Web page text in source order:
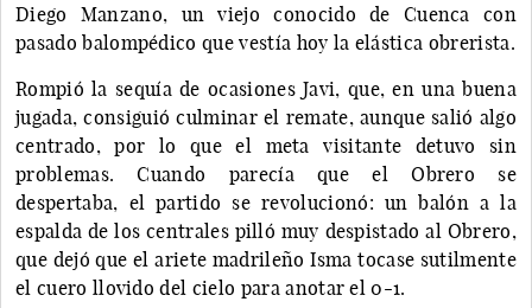
Diego Manzano, un viejo conocido de Cuenca con
pasado balompédico que vestía hoy la elástica obrerista.
Rompió la sequía de ocasiones Javi, que, en una buena
jugada, consiguió culminar el remate, aunque salió algo
centrado, por lo que el meta visitante detuvo sin
problemas. Cuando parecía que el Obrero se
despertaba, el partido se revolucionó: un balón a la
espalda de los centrales pilló muy despistado al Obrero,
que dejó que el ariete madrileño Isma tocase sutilmente
el cuero llovido del cielo para anotar el 0-1.